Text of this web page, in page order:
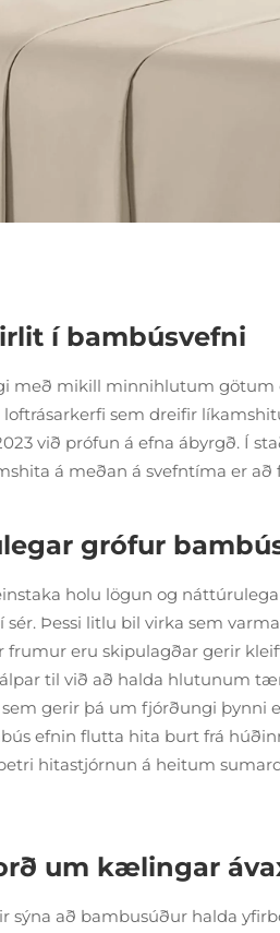
í bambúsvefni
með mikill minnihlutum götum
sem dreifir
við prófun á efna ábyrgð. Í
á meðan á svefntíma er að
grófur
holu lögun og
Þessi litlu bil virka sem
frumur eru skipulagðar gerir
til við að halda hlutunum
gerir þá um fjórðungi þynni
efnin flutta hita burt frá
hitastjórnun á heitum
um kælingar
að bambusúður halda